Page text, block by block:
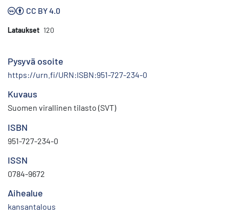
CC BY 4.0
Lataukset 120
Pysyvä osoite
https://urn.fi/URN:ISBN:951-727-234-0
Kuvaus
Suomen virallinen tilasto (SVT)
ISBN
951-727-234-0
ISSN
0784-9672
Aihealue
kansantalous